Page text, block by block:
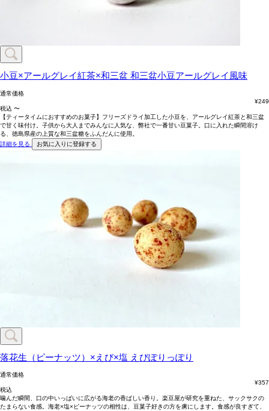
小豆×アールグレイ紅茶×和三盆 和三盆小豆アールグレイ風味
通常価格
¥249
税込 〜
【ティータイムにおすすめのお菓子】フリーズドライ加工した小豆を、アールグレイ紅茶と和三盆
で甘く味付け。子供から大人までみんなに人気な、弊社で一番甘い豆菓子。口に入れた瞬間溶け
る、徳島県産の上質な和三盆糖をふんだんに使用。
詳細を見る
お気に入りに登録する
落花生（ピーナッツ）×えび×塩 えびぽりっぽり
通常価格
¥357
税込
噛んだ瞬間、口の中いっぱいに広がる海老の香ばしい香り。楽豆屋が研究を重ねた、サックサクの
たまらない食感。海老×塩×ピーナッツの相性は、豆菓子好きの方を虜にします。食感が良すぎて、